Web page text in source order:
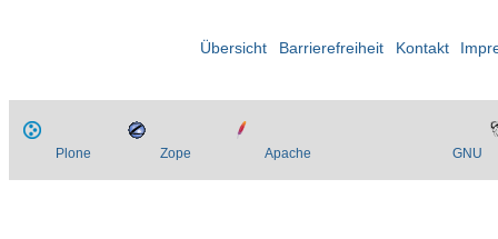
Übersicht Barrierefreiheit Kontakt
Plone Zope Apache GNU